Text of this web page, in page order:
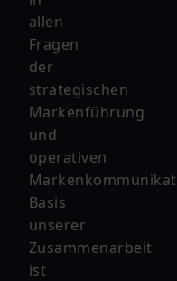
allen
Fragen
der
strategischen
Markenführung
und
operativen
Basis
unserer
Zusammenarbeit
ist